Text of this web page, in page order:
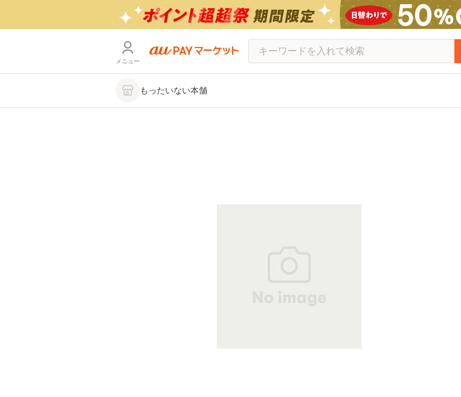
メニュー
もったいない本舗